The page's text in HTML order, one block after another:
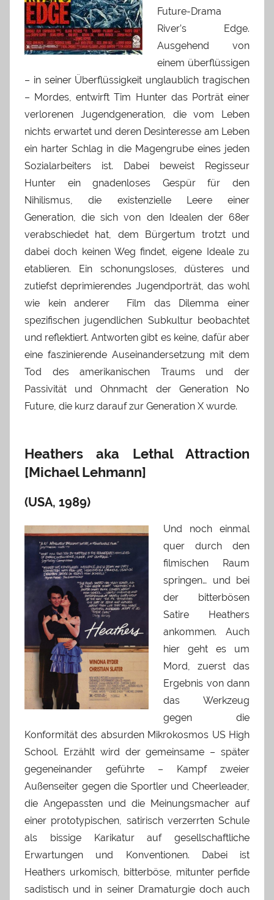
Future-Drama
River’s Edge.
Ausgehend von
einem überflüssigen
– in seiner Überflüssigkeit unglaublich tragischen
– Mordes, entwirft Tim Hunter das Porträt einer
verlorenen Jugendgeneration, die vom Leben
nichts erwartet und deren Desinteresse am Leben
ein harter Schlag in die Magengrube eines jeden
Sozialarbeiters ist. Dabei beweist Regisseur
Hunter ein gnadenloses Gespür für den
Nihilismus, die existenzielle Leere einer
Generation, die sich von den Idealen der 68er
verabschiedet hat, dem Bürgertum trotzt und
dabei doch keinen Weg findet, eigene Ideale zu
etablieren. Ein schonungsloses, düsteres und
zutiefst deprimierendes Jugendporträt, das wohl
wie kein anderer Film das Dilemma einer
spezifischen jugendlichen Subkultur beobachtet
und reflektiert. Antworten gibt es keine, dafür aber
eine faszinierende Auseinandersetzung mit dem
Tod des amerikanischen Traums und der
Passivität und Ohnmacht der Generation No
Future, die kurz darauf zur Generation X wurde.
Heathers aka Lethal Attraction
[Michael Lehmann]
(USA, 1989)
Und noch einmal
quer durch den
filmischen Raum
springen… und bei
der bitterbösen
Satire Heathers
ankommen. Auch
hier geht es um
Mord, zuerst das
Ergebnis von dann
das Werkzeug
gegen die
Konformität des absurden Mikrokosmos US High
School. Erzählt wird der gemeinsame – später
gegeneinander geführte – Kampf zweier
Außenseiter gegen die Sportler und Cheerleader,
die Angepassten und die Meinungsmacher auf
einer prototypischen, satirisch verzerrten Schule
als bissige Karikatur auf gesellschaftliche
Erwartungen und Konventionen. Dabei ist
Heathers urkomisch, bitterböse, mitunter perfide
sadistisch und in seiner Dramaturgie doch auch